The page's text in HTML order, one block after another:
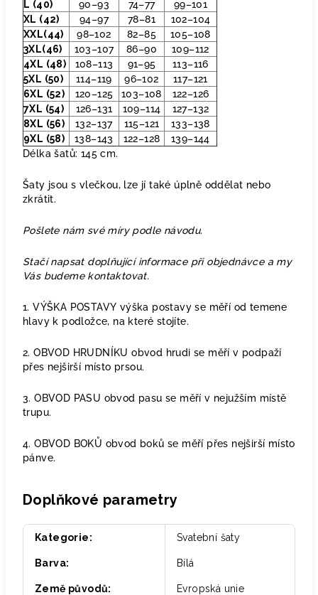
L (40) 90–93 74–77
99–101
XL (42)
94–97 78–81
102–104
XXL(44)
98–102 82–85
105–108
3XL(46)
103–107 86–90
109–112
4XL (48)
108–113 91–95
113–116
5XL (50)
114–119 96–102
117–121
6XL (52)
120–125 103–108
122–126
7XL (54)
126–131 109–114
127–132
8XL (56)
132–137 115–121
133–138
9XL (58)
138–143 122–128
139–144
Délka šatů: 145 cm.
Šaty jsou s vlečkou, lze jí také úplně oddělat nebo
zkrátit.
Pošlete nám své míry podle návodu.
Stačí napsat doplňující informace při objednávce a my
Vás budeme kontaktovat.
1. VÝŠKA POSTAVY výška postavy se měří od temene
hlavy k podložce, na které stojíte.
2. OBVOD HRUDNÍKU obvod hrudi se měří v podpaží
přes nejširší místo prsou.
3. OBVOD PASU obvod pasu se měří v nejužším místě
trupu.
4. OBVOD BOKŮ obvod boků se měří přes nejširší místo
pánve.
Doplňkové parametry
Kategorie: Svatební šaty
Barva: Bílá
Země původů: Evropská unie